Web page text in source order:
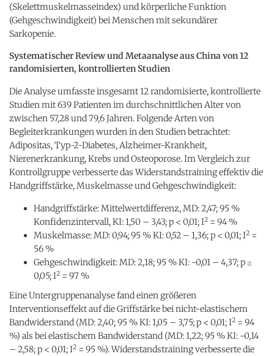
(Skelettmuskelmasseindex) und körperliche Funktion
(Gehgeschwindigkeit) bei Menschen mit sekundärer
Sarkopenie.
Systematischer Review und Metaanalyse aus China von 12
randomisierten, kontrollierten Studien
Die Analyse umfasste insgesamt 12 randomisierte, kontrollierte
Studien mit 639 Patienten im durchschnittlichen Alter von
zwischen 57,28 und 79,6 Jahren. Folgende Arten von
Begleiterkrankungen wurden in den Studien betrachtet:
Adipositas, Typ-2-Diabetes, Alzheimer-Krankheit,
Nierenerkrankung, Krebs und Osteoporose. Im Vergleich zur
Kontrollgruppe verbesserte das Widerstandstraining effektiv die
Handgriffstärke, Muskelmasse und Gehgeschwindigkeit:
Handgriffstärke: Mittelwertdifferenz, MD: 2,47; 95 %
Konfidenzintervall, KI: 1,50 – 3,43; p < 0,01; I2 = 94 %
Muskelmasse: MD: 0,94; 95 % KI: 0,52 – 1,36; p < 0,01; I2 =
56 %
Gehgeschwindigkeit: MD: 2,18; 95 % KI: -0,01 – 4,37; p ≥
0,05; I2 = 97 %
Eine Untergruppenanalyse fand einen größeren
Interventionseffekt auf die Griffstärke bei nicht-elastischem
Bandwiderstand (MD: 2,40; 95 % KI: 1,05 – 3,75; p < 0,01; I2 = 94
%) als bei elastischem Bandwiderstand (MD: 1,22; 95 % KI: -0,14
– 2,58; p < 0,01; I2 = 95 %). Widerstandstraining verbesserte die